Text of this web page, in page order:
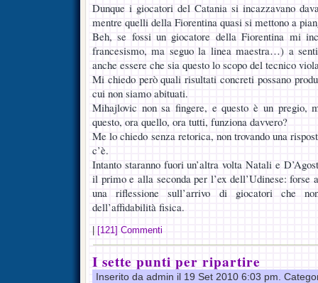
Dunque i giocatori del Catania si incazzavano
mentre quelli della Fiorentina quasi si mettono a
Beh, se fossi un giocatore della Fiorentina mi
francesismo, ma seguo la linea maestra…) a
anche essere che sia questo lo scopo del tecnico
Mi chiedo però quali risultati concreti possano
cui non siamo abituati.
Mihajlovic non sa fingere, e questo è un pregio,
questo, ora quello, ora tutti, funziona davvero?
Me lo chiedo senza retorica, non trovando una
c’è.
Intanto staranno fuori un’altra volta Natali e
il primo e alla seconda per l’ex dell’Udinese: forse
una riflessione sull’arrivo di giocatori che
dell’affidabilità fisica.
[121] Commenti
I sette punti per ripartire
Inserito da admin il 19 Set 2010 6:03 pm.